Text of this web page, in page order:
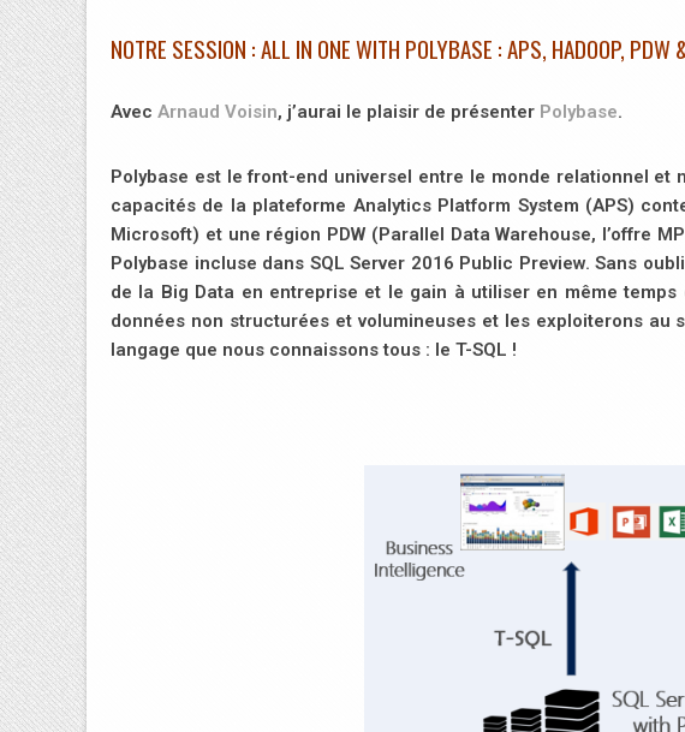
NOTRE SESSION : ALL IN ONE WITH POLYBASE : APS, HADOOP,
Avec Arnaud Voisin, j’aurai le plaisir de présenter Polybase.
Polybase est le front-end universel entre le monde relationnel et
capacités de la plateforme Analytics Platform System (APS)
Microsoft) et une région PDW (Parallel Data Warehouse, l’offre
Polybase incluse dans SQL Server 2016 Public Preview. Sans
de la Big Data en entreprise et le gain à utiliser en même
données non structurées et volumineuses et les exploiterons au
langage que nous connaissons tous : le T-SQL !